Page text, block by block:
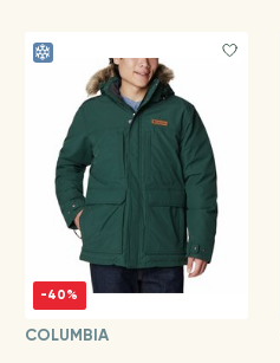
-40%
COLUMBIA